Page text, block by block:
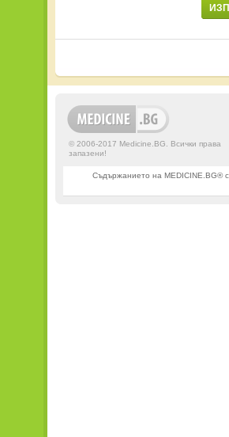
© 2006-2017 Medicine.BG. Всички права
запазени!
Съдържанието на MEDICINE.BG®